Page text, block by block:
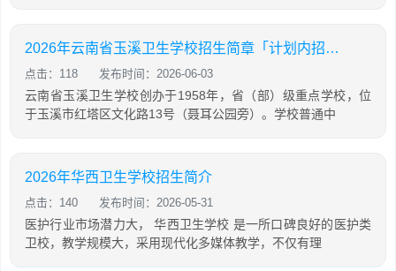
2026年云南省玉溪卫生学校招生简章「计划内招生」
点击：118 发布时间：2026-06-03
云南省玉溪卫生学校创办于1958年，省（部）级重点学校，位
于玉溪市红塔区文化路13号（聂耳公园旁）。学校普通中
2026年华西卫生学校招生简介
点击：140 发布时间：2026-05-31
医护行业市场潜力大， 华西卫生学校 是一所口碑良好的医护类
卫校，教学规模大，采用现代化多媒体教学，不仅有理